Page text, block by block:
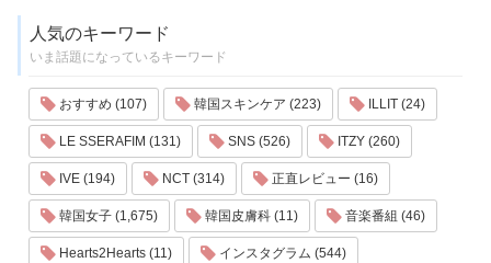
人気のキーワード
いま話題になっているキーワード
おすすめ (107) 韓国スキンケア (223) ILLIT (24)
LE SSERAFIM (131) SNS (526) ITZY (260)
IVE (194) NCT (314) 正直レビュー (16)
韓国女子 (1,675) 韓国皮膚科 (11) 音楽番組 (46)
Hearts2Hearts (11) インスタグラム (544)